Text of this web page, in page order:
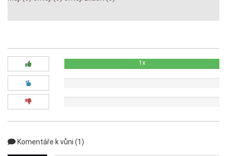
1x
Komentáře k vůni (1)